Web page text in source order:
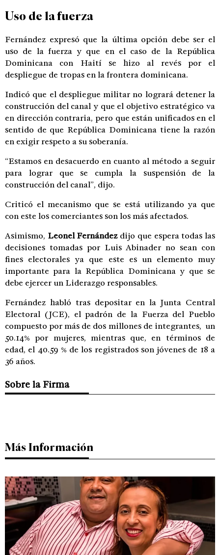
Uso de la fuerza
Fernández expresó que la última opción debe ser el
uso de la fuerza y que en el caso de la República
Dominicana con Haití se hizo al revés por el
despliegue de tropas en la frontera dominicana.
Indicó que el despliegue militar no logrará detener la
construcción del canal y que el objetivo estratégico va
en dirección contraria, pero que están unificados en el
sentido de que República Dominicana tiene la razón
en exigir respeto a su soberanía.
“Estamos en desacuerdo en cuanto al método a seguir
para lograr que se cumpla la suspensión de la
construcción del canal”, dijo.
Criticó el mecanismo que se está utilizando ya que
con este los comerciantes son los más afectados.
Asimismo, Leonel Fernándezdijo que espera todas las
decisiones tomadas por Luis Abinader no sean con
fines electorales ya que este es un elemento muy
importante para la República Dominicana y que se
debe ejercer un Liderazgo responsables.
Fernández habló tras depositar en la Junta Central
Electoral (JCE), el padrón de la Fuerza del Pueblo
compuesto por más de dos millones de integrantes, un
50.14% por mujeres, mientras que, en términos de
edad, el 40.59 % de los registrados son jóvenes de 18 a
36 años.
Sobre la Firma
Más Información